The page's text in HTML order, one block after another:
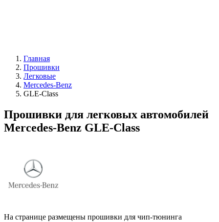
Главная
Прошивки
Легковые
Mercedes-Benz
GLE-Class
Прошивки для легковых автомобилей
Mercedes-Benz GLE-Class
На странице размещены прошивки для чип-тюнинга